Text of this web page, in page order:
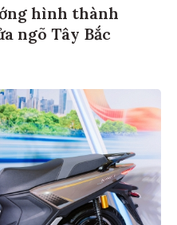
hình thành
ngõ Tây Bắc